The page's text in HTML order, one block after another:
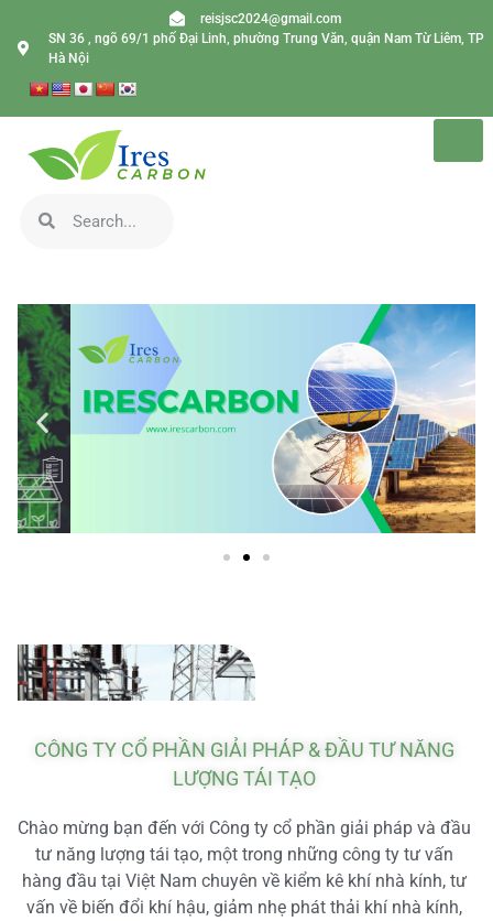
reisjsc2024@gmail.com
SN 36 , ngõ 69/1 phố Đại Linh, phường Trung Văn, quận Nam Từ Liêm, TP
Hà Nội
CÔNG TY CỔ PHẦN GIẢI PHÁP & ĐẦU TƯ NĂNG
LƯỢNG TÁI TẠO
Chào mừng bạn đến với Công ty cổ phần giải pháp và đầu
tư năng lượng tái tạo, một trong những công ty tư vấn
hàng đầu tại Việt Nam chuyên về kiểm kê khí nhà kính, tư
vấn về biến đổi khí hậu, giảm nhẹ phát thải khí nhà kính,